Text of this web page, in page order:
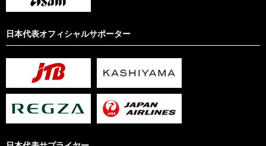
日本代表オフィシャルサポーター